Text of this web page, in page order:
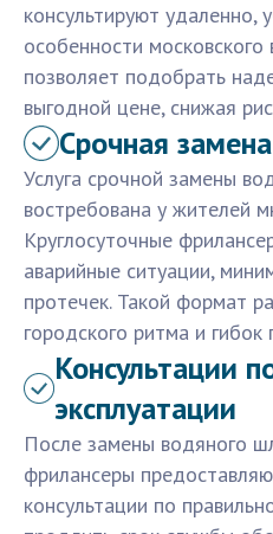
консультируют удаленно,
особенности
позволяет подобрать
выгодной цене, снижая
Срочная
Услуга срочной замены
востребована у жителей
Круглосуточные
аварийные ситуации,
протечек. Такой формат
городского ритма и гибок
Консультации
эксплуатации
После замены водяного
фрилансеры
консультации по